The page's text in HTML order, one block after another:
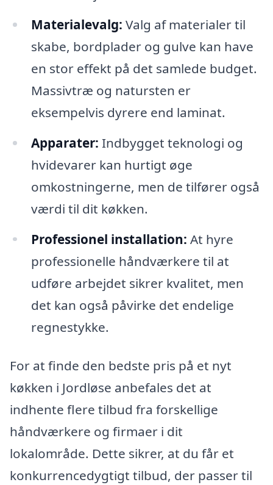
Materialevalg: Valg af materialer til
skabe, bordplader og gulve kan have
en stor effekt på det samlede budget.
Massivtræ og natursten er
eksempelvis dyrere end laminat.
Apparater: Indbygget teknologi og
hvidevarer kan hurtigt øge
omkostningerne, men de tilfører også
værdi til dit køkken.
Professionel installation: At hyre
professionelle håndværkere til at
udføre arbejdet sikrer kvalitet, men
det kan også påvirke det endelige
regnestykke.
For at finde den bedste pris på et nyt
køkken i Jordløse anbefales det at
indhente flere tilbud fra forskellige
håndværkere og firmaer i dit
lokalområde. Dette sikrer, at du får et
konkurrencedygtigt tilbud, der passer til